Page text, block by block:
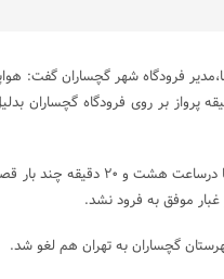
فرودگاه شهر گچساران گفت:
پرواز بر روی فرودگاه گچساران
بیان کرد: این هواپیما
موفق به فرود نشد.
گچساران به تهران هم لغو شد.